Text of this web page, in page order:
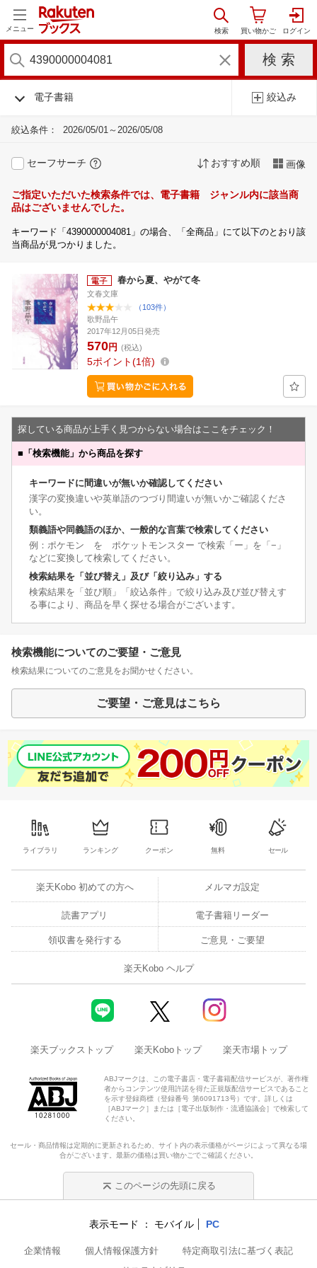
メニュー
電子書籍 絞込み
絞込条件： 2026/05/01～2026/05/08
セーフサーチ おすすめ順 画像
ご指定いただいた検索条件では、電子書籍 ジャンル内に該当商
品はございませんでした。
キーワード「4390000004081」の場合、「全商品」にて以下のとおり該
当商品が見つかりました。
春から夏、やがて冬
文春文庫
（103件）
歌野晶午
2017年12月05日発売
570円 (税込)
5ポイント 1倍
探している商品が上手く見つからない場合はここをチェック！
■ 「検索機能」から商品を探す
キーワードに間違いが無いか確認してください
漢字の変換違いや英単語のつづり間違いが無いかご確認くださ
い。
類義語や同義語のほか、一般的な言葉で検索してください
例：ポケモン を ポケットモンスター で検索「ー」を「−」
などに変換して検索してください。
検索結果を「並び替え」及び「絞り込み」する
検索結果を「並び順」「絞込条件」で絞り込み及び並び替えす
る事により、商品を早く探せる場合がございます。
検索機能についてのご要望・ご意見
検索結果についてのご意見をお聞かせください。
ご要望・ご意見はこちら
ライブラリ ランキング クーポン 無料 セール
楽天Kobo 初めての方へ メルマガ設定
読書アプリ 電子書籍リーダー
領収書を発行する ご意見・ご要望
楽天Kobo ヘルプ
楽天ブックストップ 楽天Koboトップ 楽天市場トップ
ABJマークは、この電子書店・電子書籍配信サービスが、著作権
者からコンテンツ使用許諾を得た正規版配信サービスであること
を示す登録商標（登録番号 第6091713号）です。詳しくは
［ABJマーク］または［電子出版制作・流通協議会］で検索して
ください。
セール・商品情報は定期的に更新されるため、サイト内の表示価格がページによって異なる場
合がございます。最新の価格は買い物かごでご確認ください。
このページの先頭に戻る
表示モード モバイル PC
企業情報 個人情報保護方針
特定商取引法に基づく表記